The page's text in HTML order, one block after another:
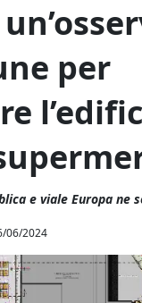
per
e viale Europa ne
06/2024